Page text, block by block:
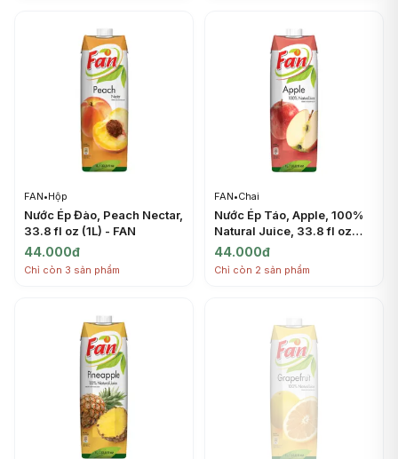
FAN•Hộp
Nước Ép Đào, Peach Nectar,
33.8 fl oz (1L) - FAN
44.000đ
Chỉ còn 3 sản phẩm
FAN•Chai
Nước Ép Táo, Apple, 100%
Natural Juice, 33.8 fl oz
(1L) - FAN
44.000đ
Chỉ còn 2 sản phẩm